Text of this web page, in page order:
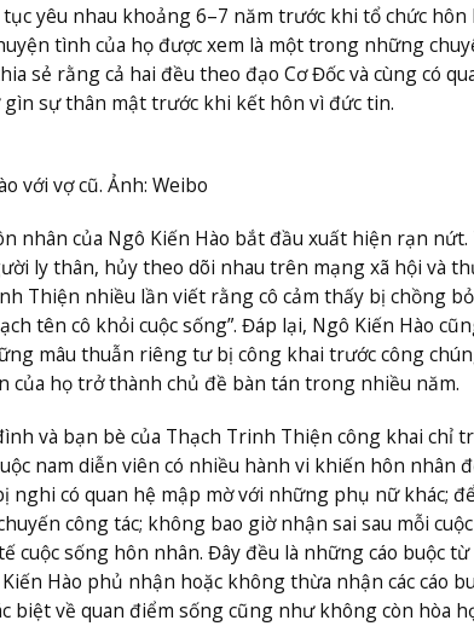
yêu nhau khoảng 6–7 năm trước khi tổ chức hôn
tình của họ được xem là một trong những
sẻ rằng cả hai đều theo đạo Cơ Đốc và cùng có
sự thân mật trước khi kết hôn vì đức tin.
với vợ cũ. Ảnh: Weibo
nhân của Ngô Kiến Hào bắt đầu xuất hiện rạn
ly thân, hủy theo dõi nhau trên mạng xã hội và
Thiện nhiều lần viết rằng cô cảm thấy bị chồng
tên cô khỏi cuộc sống”. Đáp lại, Ngô Kiến Hào
mâu thuẫn riêng tư bị công khai trước công
của họ trở thành chủ đề bàn tán trong nhiều năm.
và bạn bè của Thạch Trinh Thiện công khai chỉ
nam diễn viên có nhiều hành vi khiến hôn nhân
nghi có quan hệ mập mờ với những phụ nữ khác;
công tác; không bao giờ nhận sai sau mỗi
sống hôn nhân. Đây đều là những cáo buộc
Hào phủ nhận hoặc không thừa nhận các cáo
biệt về quan điểm sống cũng như không còn hòa